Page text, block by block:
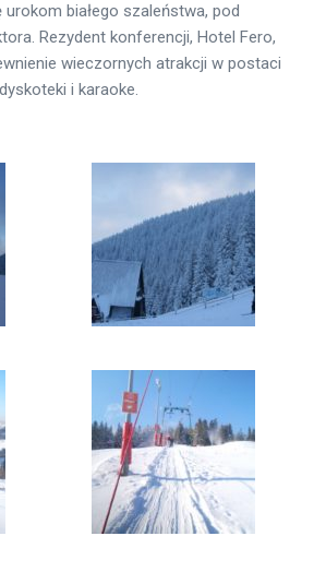
białego szaleństwa, pod
Rezydent konferencji, Hotel Fero,
wieczornych atrakcji w postaci
i karaoke.